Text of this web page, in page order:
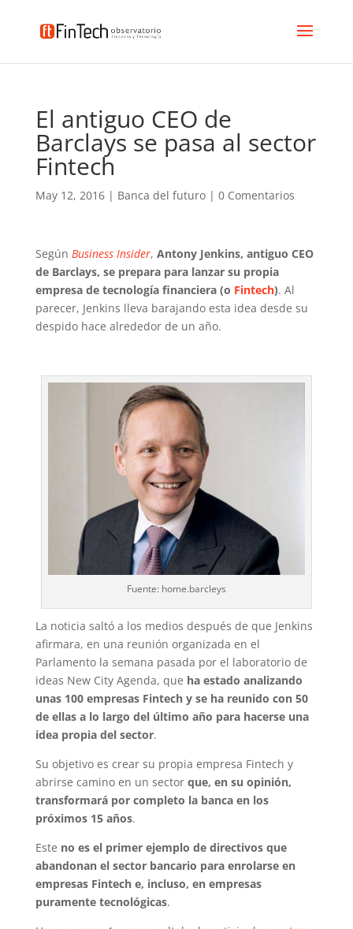
El antiguo CEO de
Barclays se pasa al sector
Fintech
May 12, 2016| Banca del futuro| 0 Comentarios
Según Business Insider, Antony Jenkins, antiguo CEO
de Barclays, se prepara para lanzar su propia
empresa de tecnología financiera (o Fintech). Al
parecer, Jenkins lleva barajando esta idea desde su
despido hace alrededor de un año.
Fuente: home.barcleys
La noticia saltó a los medios después de que Jenkins
afirmara, en una reunión organizada en el
Parlamento la semana pasada por el laboratorio de
ideas New City Agenda, que ha estado analizando
unas 100 empresas Fintech y se ha reunido con 50
de ellas a lo largo del último año para hacerse una
idea propia del sector.
Su objetivo es crear su propia empresa Fintech y
abrirse camino en un sector que, en su opinión,
transformará por completo la banca en los
próximos 15 años.
Este no es el primer ejemplo de directivos que
abandonan el sector bancario para enrolarse en
empresas Fintech e, incluso, en empresas
puramente tecnológicas.